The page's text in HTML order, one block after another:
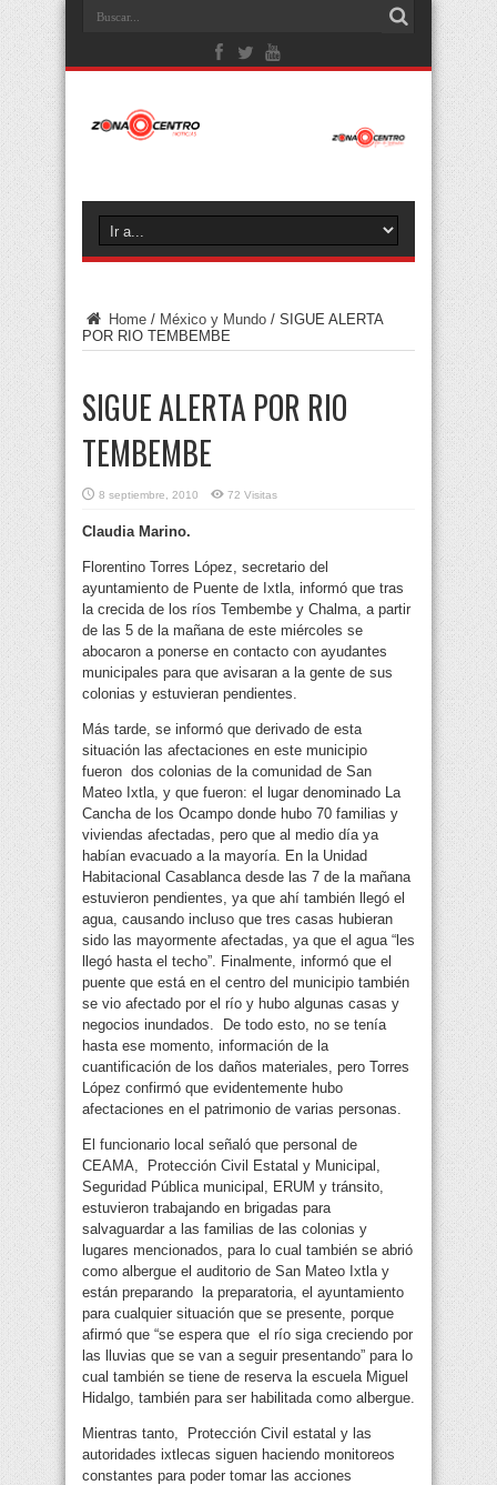
Home / México y Mundo / SIGUE ALERTA
POR RIO TEMBEMBE
SIGUE ALERTA POR RIO
TEMBEMBE
8 septiembre, 2010 72 Visitas
Claudia Marino.
Florentino Torres López, secretario del
ayuntamiento de Puente de Ixtla, informó que tras
la crecida de los ríos Tembembe y Chalma, a partir
de las 5 de la mañana de este miércoles se
abocaron a ponerse en contacto con ayudantes
municipales para que avisaran a la gente de sus
colonias y estuvieran pendientes.
Más tarde, se informó que derivado de esta
situación las afectaciones en este municipio
fueron dos colonias de la comunidad de San
Mateo Ixtla, y que fueron: el lugar denominado La
Cancha de los Ocampo donde hubo 70 familias y
viviendas afectadas, pero que al medio día ya
habían evacuado a la mayoría. En la Unidad
Habitacional Casablanca desde las 7 de la mañana
estuvieron pendientes, ya que ahí también llegó el
agua, causando incluso que tres casas hubieran
sido las mayormente afectadas, ya que el agua “les
llegó hasta el techo”. Finalmente, informó que el
puente que está en el centro del municipio también
se vio afectado por el río y hubo algunas casas y
negocios inundados. De todo esto, no se tenía
hasta ese momento, información de la
cuantificación de los daños materiales, pero Torres
López confirmó que evidentemente hubo
afectaciones en el patrimonio de varias personas.
El funcionario local señaló que personal de
CEAMA, Protección Civil Estatal y Municipal,
Seguridad Pública municipal, ERUM y tránsito,
estuvieron trabajando en brigadas para
salvaguardar a las familias de las colonias y
lugares mencionados, para lo cual también se abrió
como albergue el auditorio de San Mateo Ixtla y
están preparando la preparatoria, el ayuntamiento
para cualquier situación que se presente, porque
afirmó que “se espera que el río siga creciendo por
las lluvias que se van a seguir presentando” para lo
cual también se tiene de reserva la escuela Miguel
Hidalgo, también para ser habilitada como albergue.
Mientras tanto, Protección Civil estatal y las
autoridades ixtlecas siguen haciendo monitoreos
constantes para poder tomar las acciones